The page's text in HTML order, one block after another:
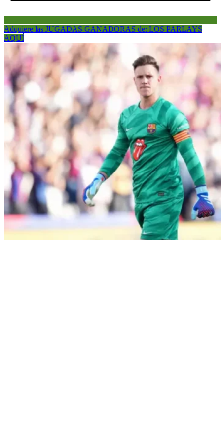
Adquiere las JUGADAS GANADORAS de: LOS PARLAYS
AQUÍ